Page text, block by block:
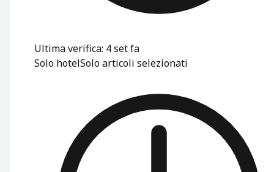
Ultima verifica: 4 set fa
Solo hotelSolo articoli selezionati